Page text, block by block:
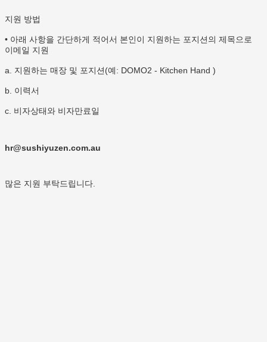
지원 방법
• 아래 사항을 간단하게 적어서 본인이 지원하는 포지션의 제목으로
이메일 지원
a. 지원하는 매장 및 포지션(예: DOMO2 - Kitchen Hand )
b. 이력서
c. 비자상태와 비자만료일
hr@sushiyuzen.com.au
많은 지원 부탁드립니다.